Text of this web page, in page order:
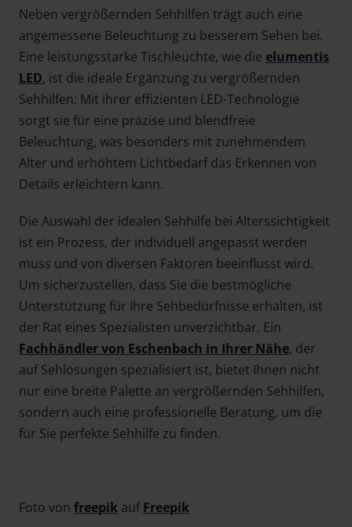
Neben vergrößernden Sehhilfen trägt auch eine
angemessene Beleuchtung zu besserem Sehen bei.
Eine leistungsstarke Tischleuchte, wie die elumentis
LED, ist die ideale Ergänzung zu vergrößernden
Sehhilfen: Mit ihrer effizienten LED-Technologie
sorgt sie für eine präzise und blendfreie
Beleuchtung, was besonders mit zunehmendem
Alter und erhöhtem Lichtbedarf das Erkennen von
Details erleichtern kann.
Die Auswahl der idealen Sehhilfe bei Alterssichtigkeit
ist ein Prozess, der individuell angepasst werden
muss und von diversen Faktoren beeinflusst wird.
Um sicherzustellen, dass Sie die bestmögliche
Unterstützung für Ihre Sehbedürfnisse erhalten, ist
der Rat eines Spezialisten unverzichtbar. Ein
Fachhändler von Eschenbach in Ihrer Nähe, der
auf Sehlösungen spezialisiert ist, bietet Ihnen nicht
nur eine breite Palette an vergrößernden Sehhilfen,
sondern auch eine professionelle Beratung, um die
für Sie perfekte Sehhilfe zu finden.
Foto von freepik aufFreepik